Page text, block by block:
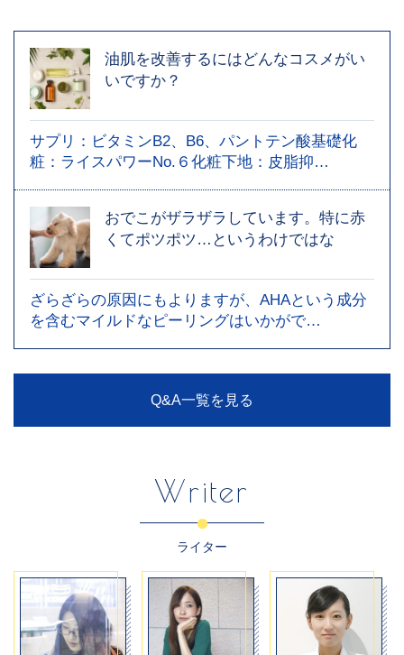
油肌を改善するにはどんなコスメがい
いですか？
サプリ：ビタミンB2、B6、パントテン酸基礎化
粧：ライスパワーNo.６化粧下地：皮脂抑…
おでこがザラザラしています。特に赤
くてポツポツ…というわけではな
ざらざらの原因にもよりますが、AHAという成分
を含むマイルドなピーリングはいかがで…
Q&A一覧を見る
Writer
ライター